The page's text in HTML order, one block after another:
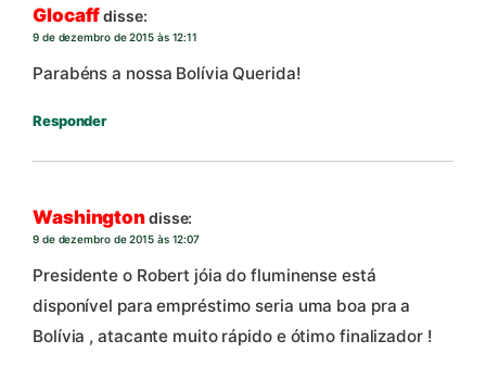
Glocaffdisse:
9 de dezembro de 2015 às 12:11
Parabéns a nossa Bolívia Querida!
Responder
Washingtondisse:
9 de dezembro de 2015 às 12:07
Presidente o Robert jóia do fluminense está
disponível para empréstimo seria uma boa pra a
Bolívia , atacante muito rápido e ótimo finalizador !